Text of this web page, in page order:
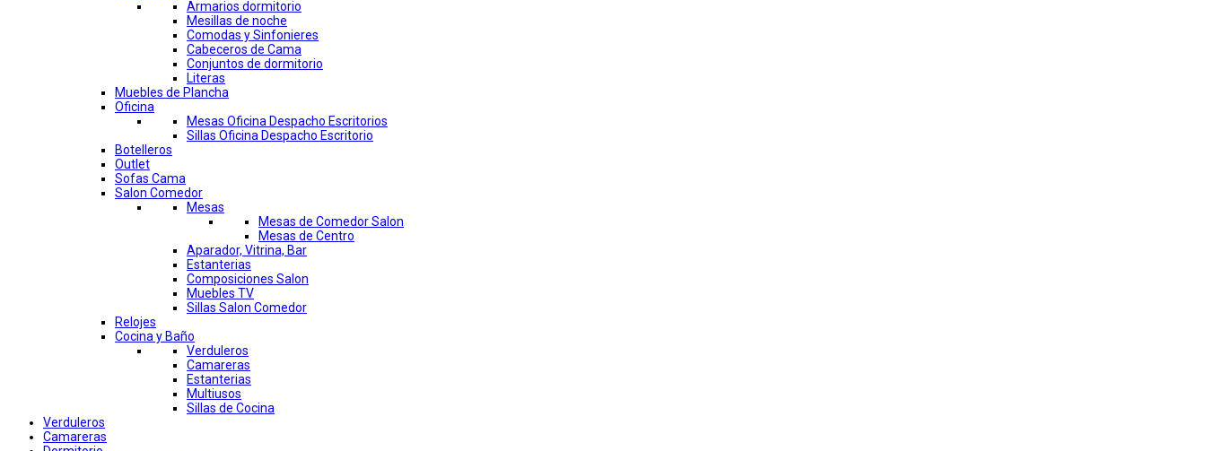
Armarios dormitorio
Mesillas de noche
Comodas y Sinfonieres
Cabeceros de Cama
Conjuntos de dormitorio
Literas
Muebles de Plancha
Oficina
Mesas Oficina Despacho Escritorios
Sillas Oficina Despacho Escritorio
Botelleros
Outlet
Sofas Cama
Salon Comedor
Mesas
Mesas de Comedor Salon
Mesas de Centro
Aparador, Vitrina, Bar
Estanterias
Composiciones Salon
Muebles TV
Sillas Salon Comedor
Relojes
Cocina y Baño
Verduleros
Camareras
Estanterias
Multiusos
Sillas de Cocina
Verduleros
Camareras